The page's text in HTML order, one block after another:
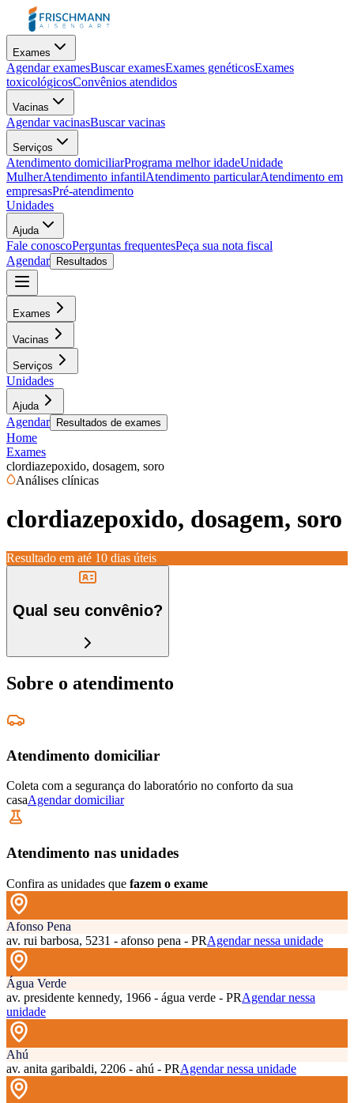
Exames
Agendar examesBuscar examesExames genéticosExames
toxicológicosConvênios atendidos
Vacinas
Agendar vacinasBuscar vacinas
Serviços
Atendimento domiciliarPrograma melhor idadeUnidade
MulherAtendimento infantilAtendimento particularAtendimento em
empresasPré-atendimento
Unidades
Ajuda
Fale conoscoPerguntas frequentesPeça sua nota fiscal
Agendar
Resultados
Exames
Vacinas
Serviços
Unidades
Ajuda
Agendar Resultados de exames
Home
Exames
clordiazepoxido, dosagem, soro
Análises clínicas
clordiazepoxido, dosagem, soro
Resultado em até 10 dias úteis
Qual seu convênio?
Sobre o atendimento
Atendimento domiciliar
Coleta com a segurança do laboratório no conforto da sua
casaAgendar domiciliar
Atendimento nas unidades
Confira as unidades que fazem o exame
Afonso Pena
av. rui barbosa, 5231 - afonso pena - PRAgendar nessa unidade
Água Verde
av. presidente kennedy, 1966 - água verde - PRAgendar nessa
unidade
Ahú
av. anita garibaldi, 2206 - ahú - PRAgendar nessa unidade